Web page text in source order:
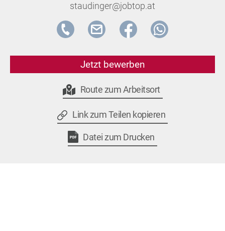
staudinger@jobtop.at
Jetzt bewerben
Route zum Arbeitsort
Link zum Teilen kopieren
Datei zum Drucken